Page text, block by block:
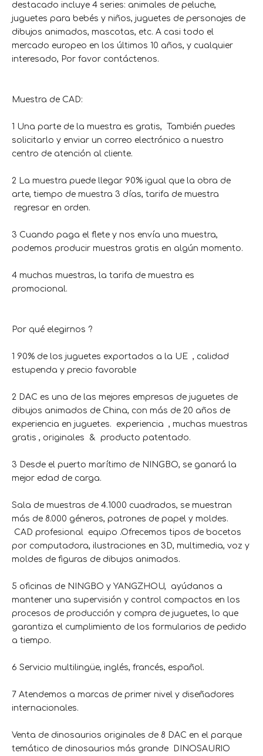
destacado incluye 4 series: animales de peluche,
juguetes para bebés y niños, juguetes de personajes de
dibujos animados, mascotas, etc. A casi todo el
mercado europeo en los últimos 10 años, y cualquier
interesado, Por favor contáctenos.
Muestra de CAD:
1 Una parte de la muestra es gratis, También puedes
solicitarlo y enviar un correo electrónico a nuestro
centro de atención al cliente.
2 La muestra puede llegar 90% igual que la obra de
arte, tiempo de muestra 3 días, tarifa de muestra
regresar en orden.
3 Cuando paga el flete y nos envía una muestra,
podemos producir muestras gratis en algún momento.
4 muchas muestras, la tarifa de muestra es
promocional.
Por qué elegirnos ?
1 90% de los juguetes exportados a la UE , calidad
estupenda y precio favorable
2 DAC es una de las mejores empresas de juguetes de
dibujos animados de China, con más de 20 años de
experiencia en juguetes. experiencia , muchas muestras
gratis , originales & producto patentado.
3 Desde el puerto marítimo de NINGBO, se ganará la
mejor edad de carga.
Sala de muestras de 4.1000 cuadrados, se muestran
más de 8.000 géneros, patrones de papel y moldes.
CAD profesional equipo .Ofrecemos tipos de bocetos
por computadora, ilustraciones en 3D, multimedia, voz y
moldes de figuras de dibujos animados.
5 oficinas de NINGBO y YANGZHOU, ayúdanos a
mantener una supervisión y control compactos en los
procesos de producción y compra de juguetes, lo que
garantiza el cumplimiento de los formularios de pedido
a tiempo.
6 Servicio multilingüe, inglés, francés, español.
7 Atendemos a marcas de primer nivel y diseñadores
internacionales.
Venta de dinosaurios originales de 8 DAC en el parque
temático de dinosaurios más grande DINOSAURIO